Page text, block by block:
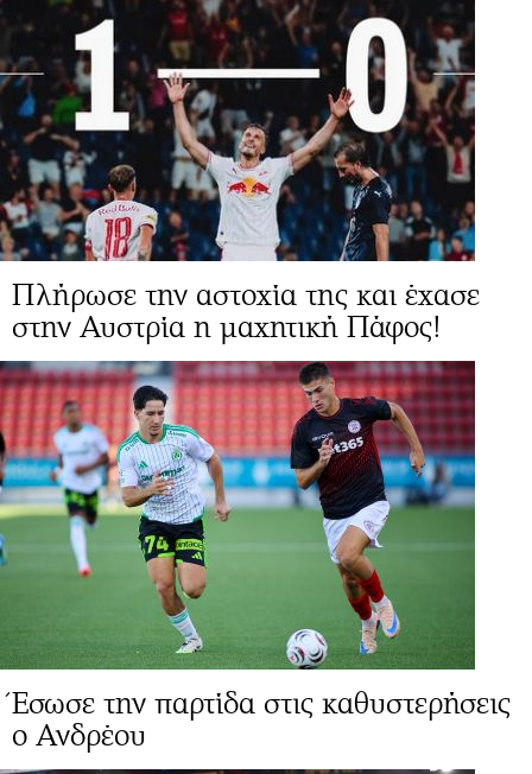
Πλήρωσε την αστοχία της και έχασε
στην Αυστρία η μαχητική Πάφος!
Έσωσε την παρτίδα στις καθυστερήσεις
ο Ανδρέου